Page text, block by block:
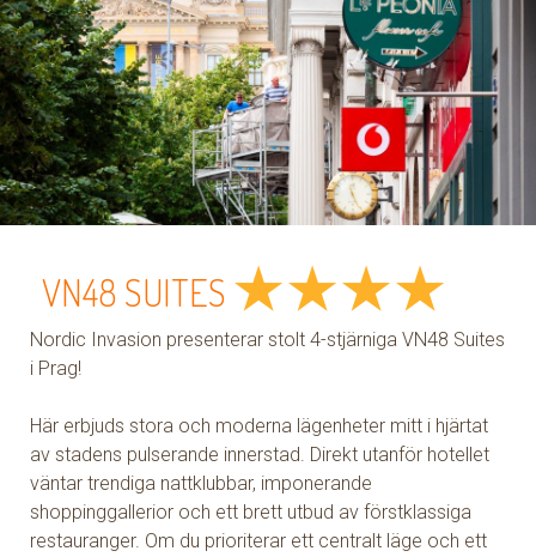
VN48 SUITES ★★★★
Nordic Invasion presenterar stolt 4-stjärniga VN48 Suites
i Prag!
Här erbjuds stora och moderna lägenheter mitt i hjärtat
av stadens pulserande innerstad. Direkt utanför hotellet
väntar trendiga nattklubbar, imponerande
shoppinggallerior och ett brett utbud av förstklassiga
restauranger. Om du prioriterar ett centralt läge och ett